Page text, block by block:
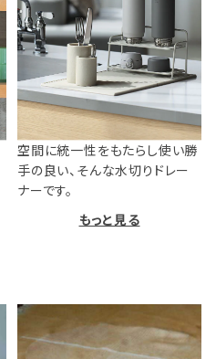
空間に統一性をもたらし使い勝
手の良い、そんな水切りドレー
ナーです。
もっと見る